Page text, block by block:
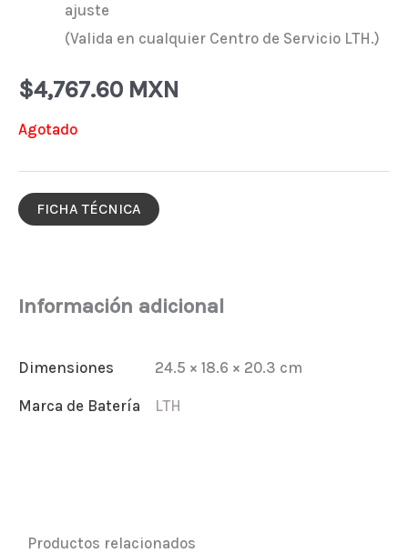
ajuste
(Valida en cualquier Centro de Servicio LTH.)
$4,767.60 MXN
Agotado
FICHA TÉCNICA
Información adicional
Dimensiones 24.5 × 18.6 × 20.3 cm
Marca de Batería LTH
Productos relacionados